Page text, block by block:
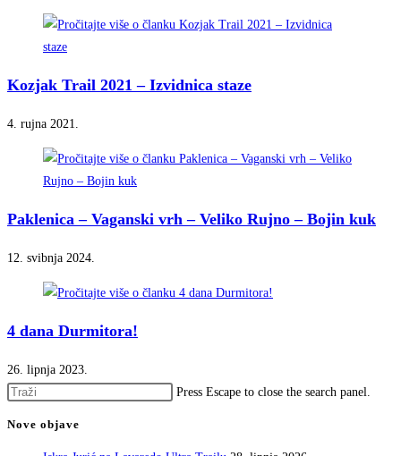
Kozjak Trail 2021 – Izvidnica staze
4. rujna 2021.
Paklenica – Vaganski vrh – Veliko Rujno – Bojin kuk
12. svibnja 2024.
4 dana Durmitora!
26. lipnja 2023.
Press Escape to close the search panel.
Nove objave